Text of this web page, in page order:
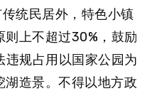
统民居外，特色小镇
上不超过30%，鼓励
规占用以国家公园为
造景。 不得以地方政